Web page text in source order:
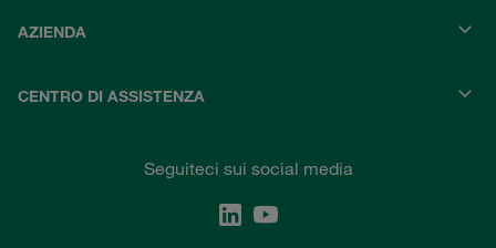
AZIENDA
CENTRO DI ASSISTENZA
Seguiteci sui social media